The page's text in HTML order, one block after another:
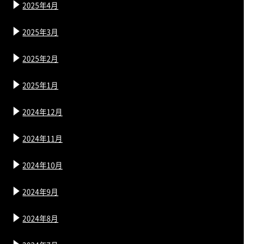
2025年4月
2025年3月
2025年2月
2025年1月
2024年12月
2024年11月
2024年10月
2024年9月
2024年8月